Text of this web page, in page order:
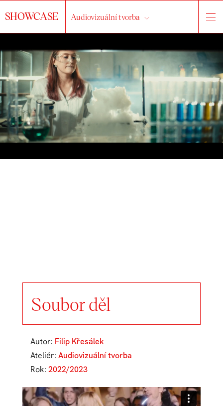
SHOWCASE Audiovizuální tvorba
Soubor děl
Autor: Filip Křesálek
Ateliér: Audiovizuální tvorba
Rok: 2022/2023